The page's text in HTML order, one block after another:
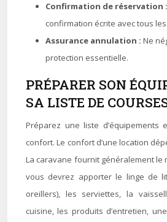
Confirmation de réservation :
confirmation écrite avec tous
Assurance annulation : Ne
protection essentielle.
PRÉPARER SON
SA LISTE DE
Préparez une liste d’équipements
confort. Le confort d’une location
La caravane fournit généralement le
vous devrez apporter le linge de
oreillers), les serviettes, la
cuisine, les produits d’entretien,